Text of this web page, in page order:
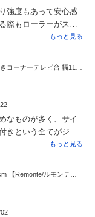
です。収納力もあり
2、3時間かかりまし
いのでそれに沿って
上手くできました。
た。150幅は重いです
り付けなどの際は1人
います。
強度もあって安心感
際もローラーがス
に動かせる余裕が感
馴染んで更にコー
よかったです。
もっと見る
なものが多く、サイ
きという全てがジャ
っと見つけられたと
程度あれば問題なく
ともう少し早いか
組み立てようと思っ
しの裏側の薄い裏板
もっと見る